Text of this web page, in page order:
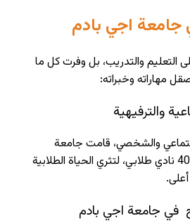
جامعة اجي بادم
التعليم والتدريب، بل وفرت كل ما
مهاراته وخبراته:
والترفيهية
والشخصي، قامت جامعة
acibadem بإعداد أكثر من 40 نادي طلابي، لتثري الحياة الطلابية
في جامعة اجي بادم